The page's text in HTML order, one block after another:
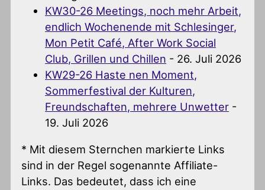
KW30-26 Meetings, noch mehr Arbeit,
endlich Wochenende mit Schlesinger,
Mon Petit Café, After Work Social
Club, Grillen und Chillen - 26. Juli 2026
KW29-26 Haste nen Moment,
Sommerfestival der Kulturen,
Freundschaften, mehrere Unwetter -
19. Juli 2026
* Mit diesem Sternchen markierte Links
sind in der Regel sogenannte Affiliate-
Links. Das bedeutet, dass ich eine